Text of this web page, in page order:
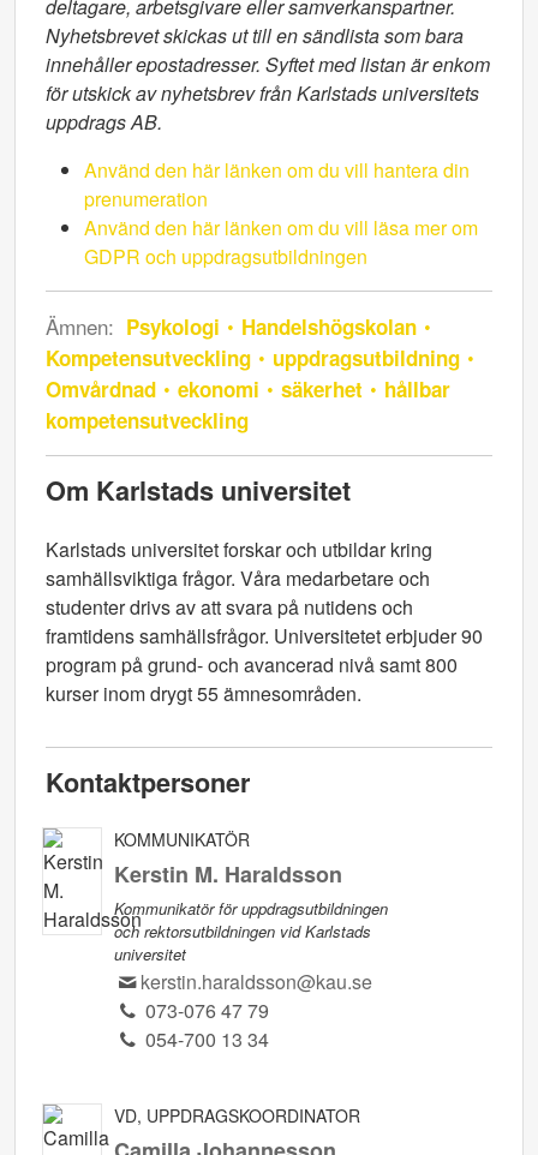
deltagare, arbetsgivare eller samverkanspartner.
Nyhetsbrevet skickas ut till en sändlista som bara
innehåller epostadresser. Syftet med listan är enkom
för utskick av nyhetsbrev från Karlstads universitets
uppdrags AB.
Använd den här länken om du vill hantera din
prenumeration
Använd den här länken om du vill läsa mer om
GDPR och uppdragsutbildningen
Ämnen: Psykologi
Handelshögskolan
Kompetensutveckling
uppdragsutbildning
Omvårdnad
ekonomi säkerhet
hållbar
kompetensutveckling
Om Karlstads universitet
Karlstads universitet forskar och utbildar kring
samhällsviktiga frågor. Våra medarbetare och
studenter drivs av att svara på nutidens och
framtidens samhällsfrågor. Universitetet erbjuder 90
program på grund- och avancerad nivå samt 800
kurser inom drygt 55 ämnesområden.
Kontaktpersoner
KOMMUNIKATÖR
Kerstin M. Haraldsson
Kommunikatör för uppdragsutbildningen
och rektorsutbildningen vid Karlstads
universitet
kerstin.haraldsson@kau.se
073-076 47 79
054-700 13 34
VD, UPPDRAGSKOORDINATOR